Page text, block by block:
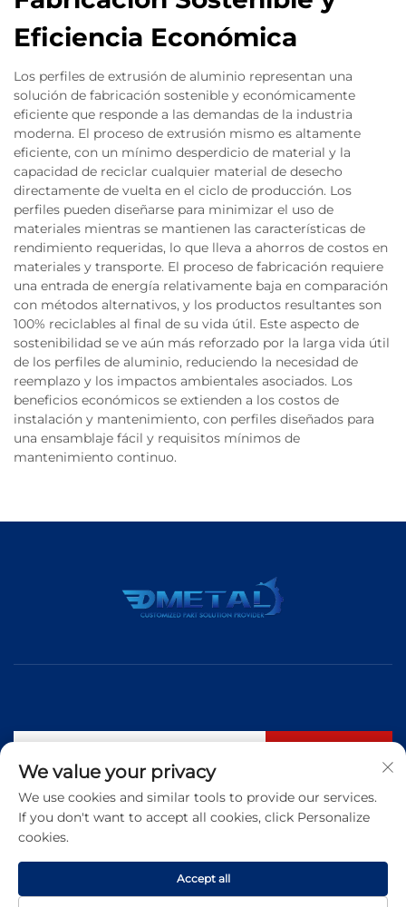
Eficiencia Económica
Los perfiles de extrusión de aluminio representan una
solución de fabricación sostenible y económicamente
eficiente que responde a las demandas de la industria
moderna. El proceso de extrusión mismo es altamente
eficiente, con un mínimo desperdicio de material y la
capacidad de reciclar cualquier material de desecho
directamente de vuelta en el ciclo de producción. Los
perfiles pueden diseñarse para minimizar el uso de
materiales mientras se mantienen las características de
rendimiento requeridas, lo que lleva a ahorros de costos en
materiales y transporte. El proceso de fabricación requiere
una entrada de energía relativamente baja en comparación
con métodos alternativos, y los productos resultantes son
100% reciclables al final de su vida útil. Este aspecto de
sostenibilidad se ve aún más reforzado por la larga vida útil
de los perfiles de aluminio, reduciendo la necesidad de
reemplazo y los impactos ambientales asociados. Los
beneficios económicos se extienden a los costos de
instalación y mantenimiento, con perfiles diseñados para
una ensamblaje fácil y requisitos mínimos de
mantenimiento continuo.
Tel: +86 183 5421 3960
We value your privacy
We use cookies and similar tools to provide our services.
If you don't want to accept all cookies, click Personalize
cookies.
Accept all